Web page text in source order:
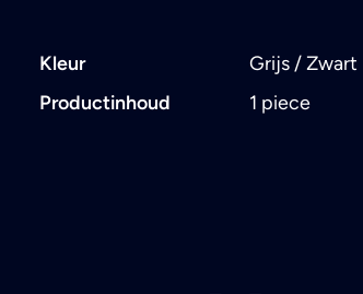
Kleur
Grijs / Zwart
Productinhoud
1 piece